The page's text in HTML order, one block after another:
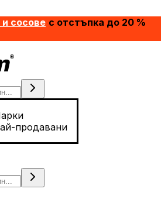
и сосове с отстъпка до 20 %
продавани